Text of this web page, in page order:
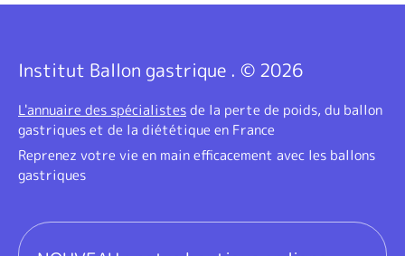
Institut Ballon gastrique . © 2026
L'annuaire des spécialistesde la perte de poids, du ballon
gastriques et de la diététique en France
Reprenez votre vie en main efficacement avec les ballons
gastriques